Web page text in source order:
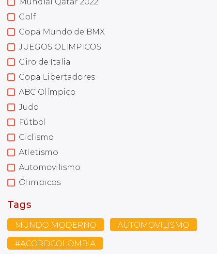
Mundial Qatar 2022
Golf
Copa Mundo de BMX
JUEGOS OLIMPICOS
Giro de Italia
Copa Libertadores
ABC Olímpico
Judo
Fútbol
Ciclismo
Atletismo
Automovilismo
Olimpicos
Tags
MUNDO MODERNO AUTOMOVILISMO
#ACORDCOLOMBIA